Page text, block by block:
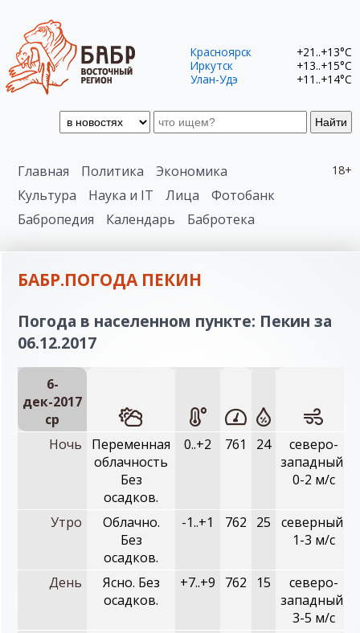
Найти
Красноярск
+21..+13°C
Иркутск
+13..+15°C
Улан-Удэ
+11..+14°C
18+
Главная Политика
Экономика
Культура
Наука и IT Лица
Фотобанк
Бабропедия
Календарь Бабротека
БАБР.ПОГОДА ПЕКИН
Погода в населенном пункте: Пекин за
06.12.2017
6-
дек-2017
ср
Ночь
Переменная
облачность
Без
осадков.
0..+2 761 24
северо-
западный,
0-2 м/с
Утро
Облачно.
Без
осадков.
-1..+1 762 25
северный,
1-3 м/с
День
Ясно. Без
осадков.
+7..+9 762 15
северо-
западный,
3-5 м/с